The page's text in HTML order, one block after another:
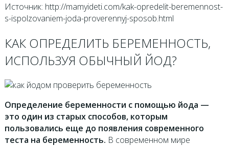
Источник: http://mamyideti.com/kak-opredelit-beremennost-
s-ispolzovaniem-joda-proverennyj-sposob.html
КАК ОПРЕДЕЛИТЬ БЕРЕМЕННОСТЬ,
ИСПОЛЬЗУЯ ОБЫЧНЫЙ ЙОД?
Определение беременности с помощью йода —
это один из старых способов, которым
пользовались еще до появления современного
теста на беременность. В современном мире